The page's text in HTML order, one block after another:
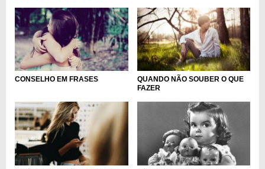
CONSELHO EM FRASES
QUANDO NÃO SOUBER O QUE
FAZER